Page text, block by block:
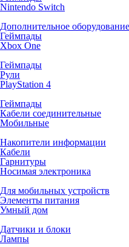
Nintendo Switch
Дополнительное оборудование
Геймпады
Xbox One
Геймпады
Рули
PlayStation 4
Геймпады
Кабели соединительные
Мобильные
Накопители информации
Кабели
Гарнитуры
Носимая электроника
Для мобильных устройств
Элементы питания
Умный дом
Датчики и блоки
Лампы